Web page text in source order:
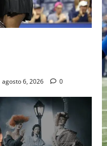
agosto 6, 2026 0